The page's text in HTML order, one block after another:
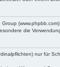
die
nur für